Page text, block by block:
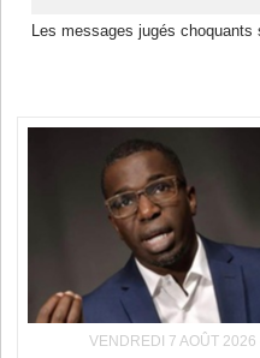
Les messages jugés
VENDREDI 7 AOÛT 2026